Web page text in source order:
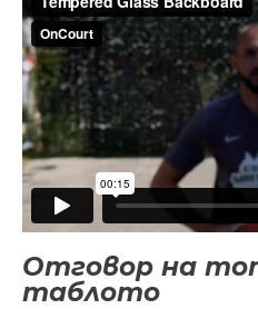
Отговор на
таблото